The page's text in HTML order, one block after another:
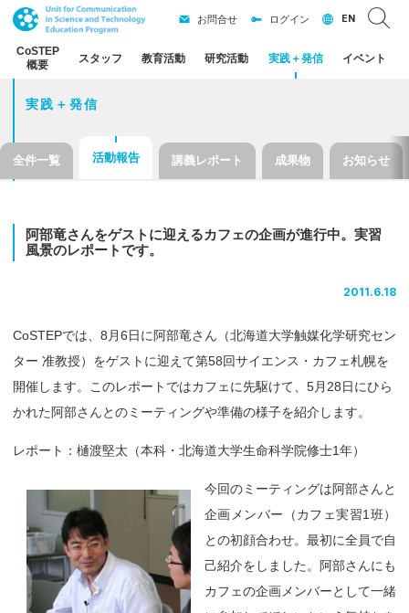
CoSTEP
概要
スタッフ 教育活動 研究活動 実践＋発信 イベント
お問合せ ログイン EN
実践＋発信
全件一覧 活動報告 講義レポート 成果物 お知らせ
阿部竜さんをゲスト に迎えるカフェの企画が進行中。 実習
風景のレポートです。
2011.6.18
CoSTEPでは、8月6日に阿部竜さん（北海道大学触媒化学研究セン
ター 准教授）をゲストに迎えて第58回サイエンス・カフェ札幌を
開催します。このレポートではカフェに先駆けて、5月28日にひら
かれた阿部さんとのミーティングや準備の様子を紹介します。
レポート：樋渡堅太（本科・北海道大学生命科学院修士1年）
今回のミーティングは阿部さんと
企画メンバー（カフェ実習1班）
との初顔合わせ。最初に全員で自
己紹介をしました。阿部さんにも
カフェの企画メンバーとして一緒